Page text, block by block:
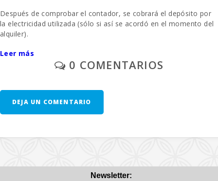
Después de comprobar el contador, se cobrará el depósito por
la electricidad utilizada (sólo si así se acordó en el momento del
alquiler).
- La limpieza final se paga por separado - 200 euros
A solicitud previa: una cuna y una silla alta se proporcionan de
forma gratuita.
(sólo si así se acordó en el momento del alquiler).
Leer más
0 COMENTARIOS
DEJA UN COMENTARIO
Newsletter: